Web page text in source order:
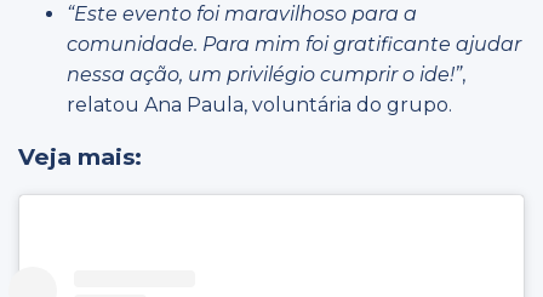
“Este evento foi maravilhoso para a
comunidade. Para mim foi gratificante ajudar
nessa ação, um privilégio cumprir o ide!”,
relatou Ana Paula, voluntária do grupo.
Veja mais: